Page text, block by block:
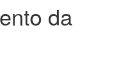
da